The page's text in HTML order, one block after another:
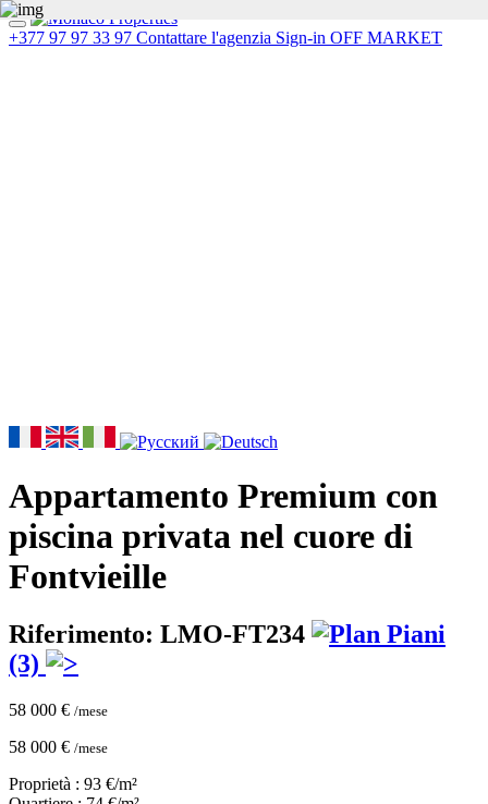
+377 97 97 33 97 Contattare l'agenzia Sign-in OFF MARKET
Appartamento Premium con
piscina privata nel cuore di
Fontvieille
Riferimento: LMO-FT234
Piani
(3)
58 000 € /mese
58 000 € /mese
Proprietà : 93 €/m²